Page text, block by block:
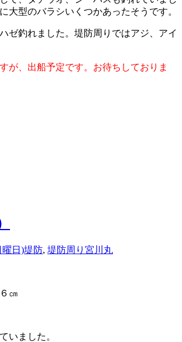
大型のバラシいくつかあったそうです。
ゼ釣れました。堤防周りではアジ、アイ
が、出船予定です。お待ちしておりま
曜日)堤防, 堤防周り 宮川丸
㎝
いました。